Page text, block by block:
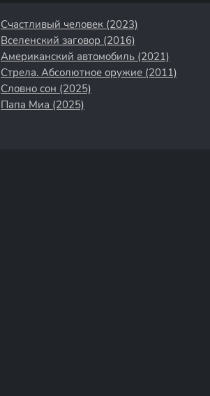
Счастливый человек (2023)
Вселенский заговор (2016)
Американский автомобиль (2021)
Стрела. Абсолютное оружие (2011)
Словно сон (2025)
Папа Миа (2025)